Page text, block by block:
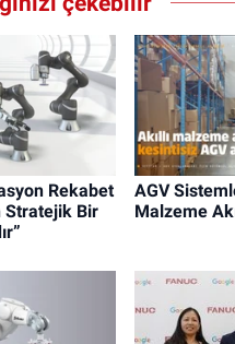
Rekabet
Stratejik Bir
AGV
Malzeme